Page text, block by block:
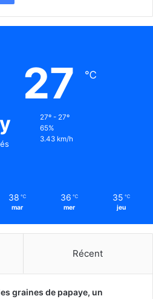
27 ℃
27º - 27º
65%
3.43 km/h
38 ℃
mar
36 ℃
mer
35 ℃
jeu
Récent
graines de papaye, un